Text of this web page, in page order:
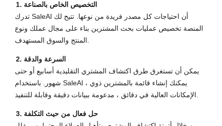
1. التخصيص الخاص بالصناعة
تدرك SaleAI أن احتياجات كل مصدر فريدة من نوعها. تتيح لك
المنصة تخصيص عمليات بحث المشترين بناء على مجال عملك ونوع
المنتج والسوق المستهدف.
2. السرعة والدقة
يمكن أن تستغرق طرق اكتشاف المشتري التقليدية أسابيع أو حتى
شهور. باستخدام SaleAI ، يمكنك إنشاء قائمة بالمشترين ذوي
الإمكانات العالية في دقائق ، مدعومة ببيانات دقيقة وقابلة للتنفيذ.
3. حل فعال من حيث التكلفة